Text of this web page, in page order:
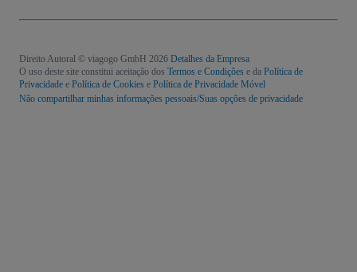
Direito Autoral © viagogo GmbH 2026 Detalhes da Empresa
O uso deste site constitui aceitação dos Termos e Condições e da Política de
Privacidade e Política de Cookies e Política de Privacidade Móvel
Não compartilhar minhas informações pessoais/Suas opções de privacidade